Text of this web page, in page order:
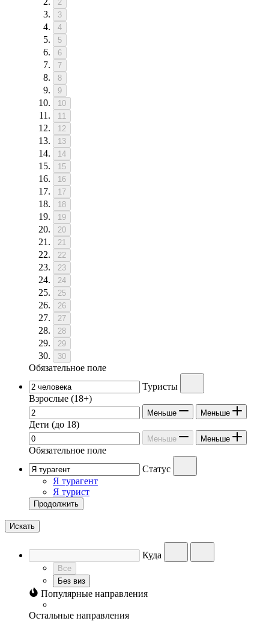
2
3
4
5
6
7
8
9
10
11
12
13
14
15
16
17
18
19
20
21
22
23
24
25
26
27
28
29
30
Обязательное поле
Туристы
Взрослые (18+)
Меньше Меньше
Дети (до 18)
Меньше Меньше
Обязательное поле
Статус
Я турагент
Я турист
Продолжить
Искать
Куда
Все
Без виз
Популярные направления
Остальные направления